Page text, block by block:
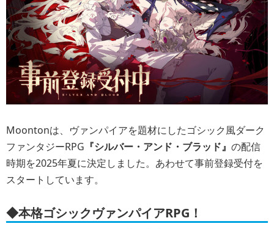
Moontonは、ヴァンパイアを題材にしたゴシック風ダーク
ファンタジーRPG 『シルバー・アンド・ブラッド』 の配信
時期を2025年夏に決定しました。あわせて事前登録受付を
スタートしています。
◆本格ゴシックヴァンパイアRPG！